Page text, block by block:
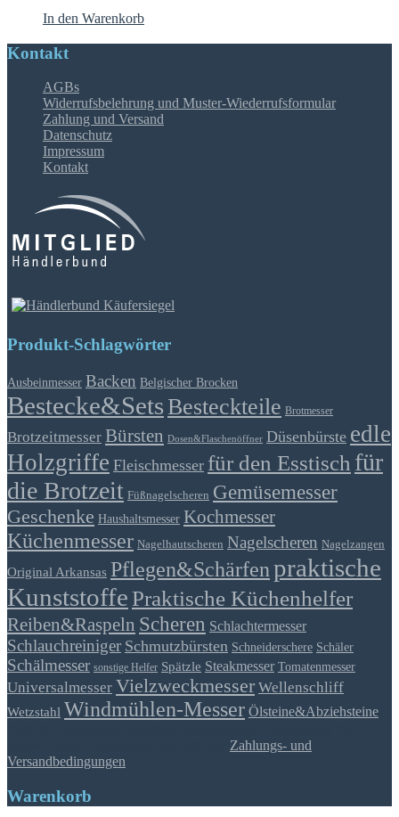
In den Warenkorb
Kontakt
AGBs
Widerrufsbelehrung und Muster-Wiederrufsformular
Zahlung und Versand
Datenschutz
Impressum
Kontakt
Produkt-Schlagwörter
Ausbeinmesser Backen Belgischer Brocken
Bestecke&SetsBesteckteile Brotmesser
Brotzeitmesser Bürsten Dosen&Flaschenöffner Düsenbürste edle
Holzgriffe Fleischmesser für den Esstisch für
die Brotzeit Füßnagelscheren Gemüsemesser
Geschenke Haushaltsmesser Kochmesser
Küchenmesser Nagelhautscheren Nagelscheren Nagelzangen
Original Arkansas Pflegen&Schärfenpraktische
KunststoffePraktische Küchenhelfer
Reiben&Raspeln Scheren Schlachtermesser
Schlauchreiniger Schmutzbürsten Schneiderschere Schäler
Schälmesser sonstige Helfer Spätzle Steakmesser Tomatenmesser
Universalmesser Vielzweckmesser Wellenschliff
Wetzstahl Windmühlen-Messer Ölsteine&Abziehsteine
Zahlungs- und
Versandbedingungen
Warenkorb